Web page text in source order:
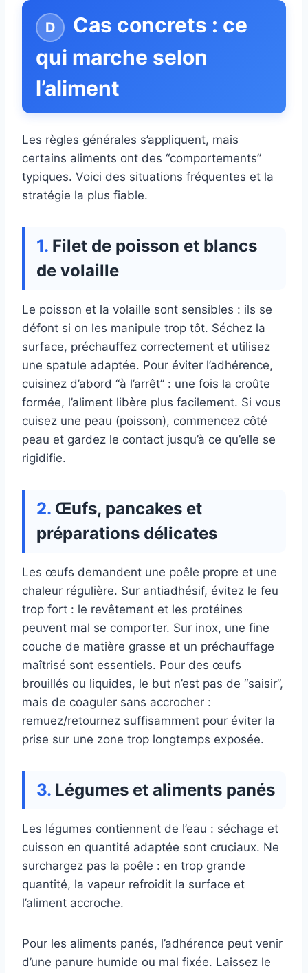
Cas concrets : ce
qui marche selon
l’aliment
Les règles générales s’appliquent, mais
certains aliments ont des “comportements”
typiques. Voici des situations fréquentes et la
stratégie la plus fiable.
Filet de poisson et blancs
de volaille
Le poisson et la volaille sont sensibles : ils se
défont si on les manipule trop tôt. Séchez la
surface, préchauffez correctement et utilisez
une spatule adaptée. Pour éviter l’adhérence,
cuisinez d’abord “à l’arrêt” : une fois la croûte
formée, l’aliment libère plus facilement. Si vous
cuisez une peau (poisson), commencez côté
peau et gardez le contact jusqu’à ce qu’elle se
rigidifie.
Œufs, pancakes et
préparations délicates
Les œufs demandent une poêle propre et une
chaleur régulière. Sur antiadhésif, évitez le feu
trop fort : le revêtement et les protéines
peuvent mal se comporter. Sur inox, une fine
couche de matière grasse et un préchauffage
maîtrisé sont essentiels. Pour des œufs
brouillés ou liquides, le but n’est pas de “saisir”,
mais de coaguler sans accrocher :
remuez/retournez suffisamment pour éviter la
prise sur une zone trop longtemps exposée.
Légumes et aliments panés
Les légumes contiennent de l’eau : séchage et
cuisson en quantité adaptée sont cruciaux. Ne
surchargez pas la poêle : en trop grande
quantité, la vapeur refroidit la surface et
l’aliment accroche.
Pour les aliments panés, l’adhérence peut venir
d’une panure humide ou mal fixée. Laissez le